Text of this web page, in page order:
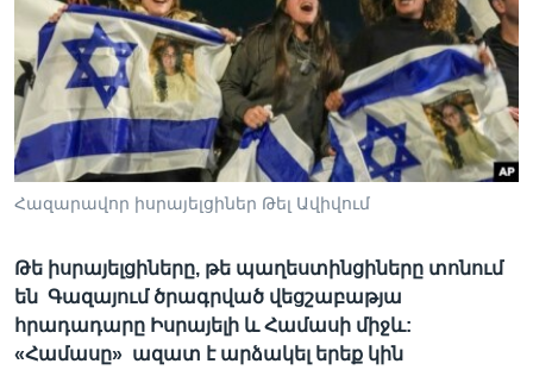
Լեզուներ
Հազարավոր իսրայելցիներ Թել Ավիվում
Թե իսրայելցիները, թե պաղեստինցիները տոնում
են Գազայում ծրագրված վեցշաբաթյա
հրադադարը Իսրայելի և Համասի միջև:
«Համասը» ազատ է արձակել երեք կին